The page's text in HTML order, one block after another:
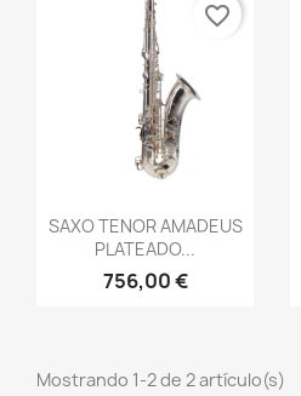
Vista rápida
SAXO TENOR AMADEUS
PLATEADO...
756,00 €
favorite_border
Mostrando 1-2 de 2 artículo(s)